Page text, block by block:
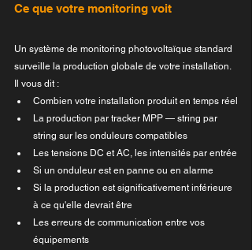
Ce que votre monitoring voit
Un système de monitoring photovoltaïque standard
surveille la production globale de votre installation.
Il vous dit :
Combien votre installation produit en temps réel
La production par tracker MPP — string par
string sur les onduleurs compatibles
Les tensions DC et AC, les intensités par entrée
Si un onduleur est en panne ou en alarme
Si la production est significativement inférieure
à ce qu'elle devrait être
Les erreurs de communication entre vos
équipements